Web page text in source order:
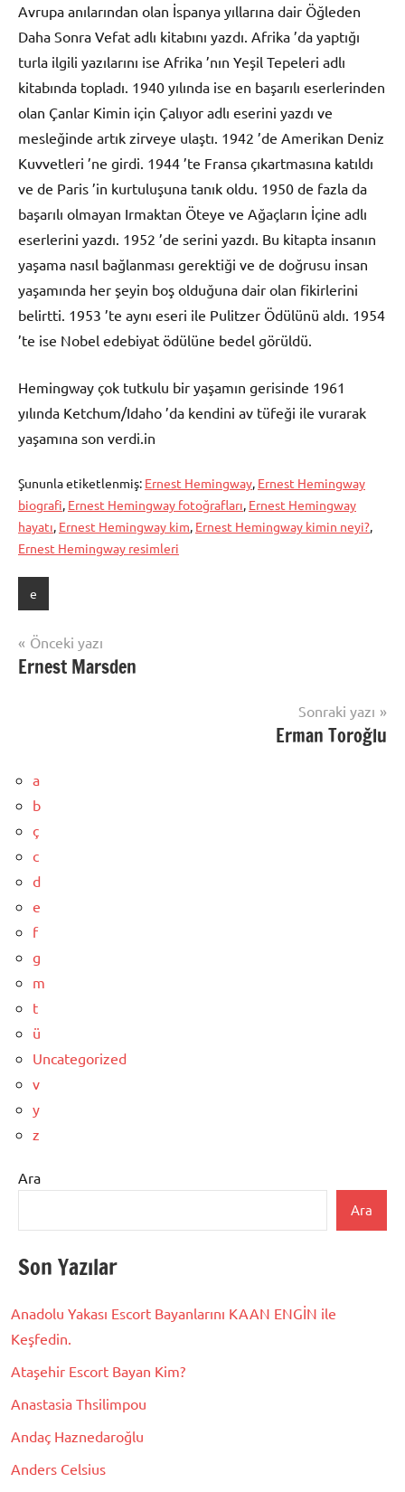
Avrupa anılarından olan İspanya yıllarına dair Öğleden
Daha Sonra Vefat adlı kitabını yazdı. Afrika ’da yaptığı
turla ilgili yazılarını ise Afrika ’nın Yeşil Tepeleri adlı
kitabında topladı. 1940 yılında ise en başarılı eserlerinden
olan Çanlar Kimin için Çalıyor adlı eserini yazdı ve
mesleğinde artık zirveye ulaştı. 1942 ’de Amerikan Deniz
Kuvvetleri ’ne girdi. 1944 ’te Fransa çıkartmasına katıldı
ve de Paris ’in kurtuluşuna tanık oldu. 1950 de fazla da
başarılı olmayan Irmaktan Öteye ve Ağaçların İçine adlı
eserlerini yazdı. 1952 ’de serini yazdı. Bu kitapta insanın
yaşama nasıl bağlanması gerektiği ve de doğrusu insan
yaşamında her şeyin boş olduğuna dair olan fikirlerini
belirtti. 1953 ’te aynı eseri ile Pulitzer Ödülünü aldı. 1954
’te ise Nobel edebiyat ödülüne bedel görüldü.
Hemingway çok tutkulu bir yaşamın gerisinde 1961
yılında Ketchum/Idaho ’da kendini av tüfeği ile vurarak
yaşamına son verdi.in
Şununla etiketlenmiş: Ernest Hemingway, Ernest Hemingway
biografi, Ernest Hemingway fotoğrafları, Ernest Hemingway
hayatı, Ernest Hemingway kim, Ernest Hemingway kimin neyi?,
Ernest Hemingway resimleri
e
Yazı
gezinmesi
Önceki yazı
Ernest Marsden
Sonraki yazı
Erman Toroğlu
a
b
ç
c
d
e
f
g
m
t
ü
Uncategorized
v
y
z
Ara
Ara
Son Yazılar
Anadolu Yakası Escort Bayanlarını KAAN ENGİN ile
Keşfedin.
Ataşehir Escort Bayan Kim?
Anastasia Thsilimpou
Andaç Haznedaroğlu
Anders Celsius